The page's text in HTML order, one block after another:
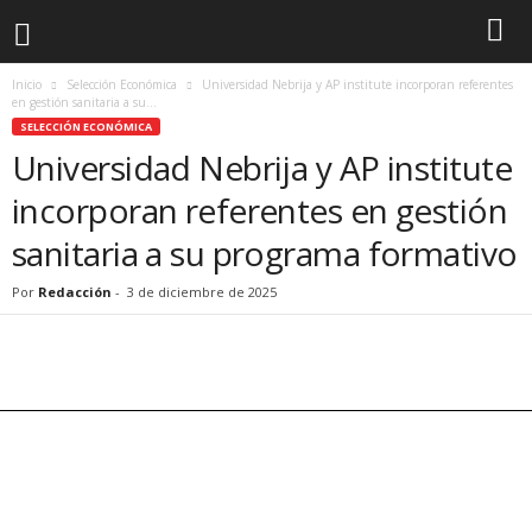
Inicio Selección Económica
Universidad Nebrija y AP institute incorporan referentes
en gestión sanitaria a su...
SELECCIÓN ECONÓMICA
Universidad Nebrija y AP institute
incorporan referentes en gestión
sanitaria a su programa formativo
Por Redacción - 3 de diciembre de 2025